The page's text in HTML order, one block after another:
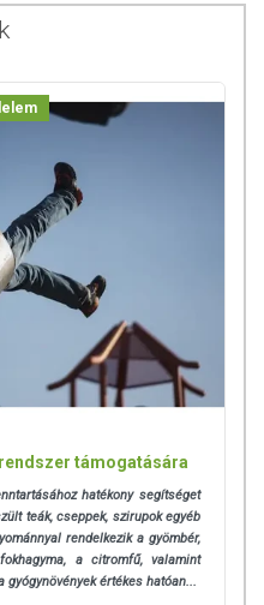
vagy gyógyító hatást
vegyes étrendet és az
gyógyít betegségeket! A termék
alkalmas! Betegség esetén
Az ajánlott napi
Ne szedje a készítményt, ha az
vagy allergiás! Kisgyermektől
támogatására
hatékony segítséget
teák, cseppek, szirupok egyéb
rendelkezik a gyömbér,
a citromfű, valamint
értékes hatóan...